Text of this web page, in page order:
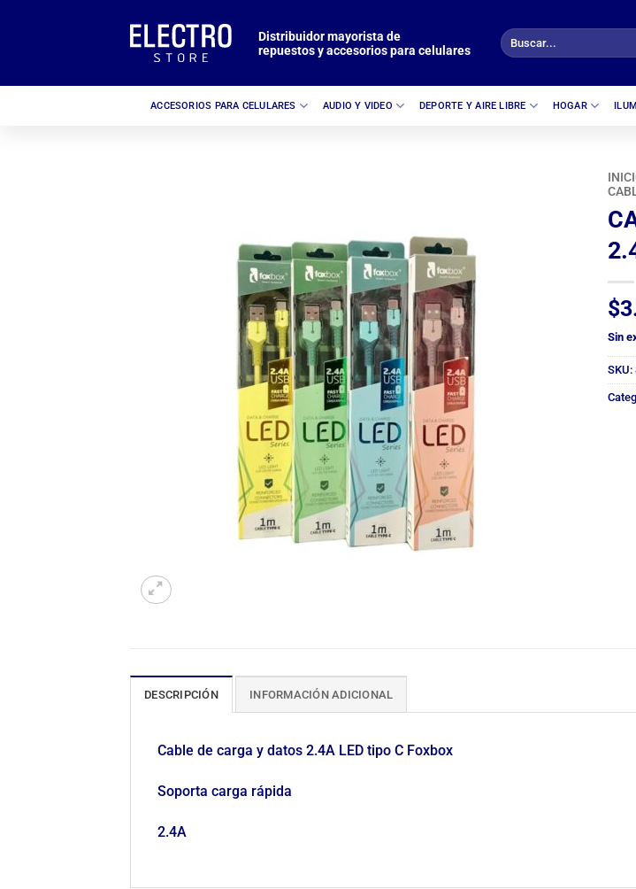
Distribuidor mayorista de
repuestos y accesorios para celulares
Buscar
por:
ACCESORIOS PARA CELULARES AUDIO Y VIDEO DEPORTE Y AIRE LIBRE HOGAR
$
Sin
SKU:
DESCRIPCIÓN INFORMACIÓN ADICIONAL
Cable de carga y datos 2.4A LED tipo C Foxbox
Soporta carga rápida
2.4A